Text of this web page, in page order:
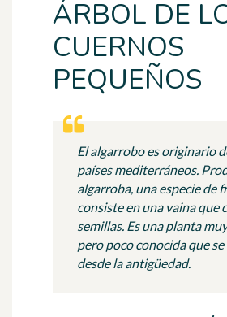
ÁRBOL DE
CUERNOS
PEQUEÑOS
El algarrobo es originario
países mediterráneos.
algarroba, una especie de
consiste en una vaina que
semillas. Es una planta
pero poco conocida que
desde la antigüedad.